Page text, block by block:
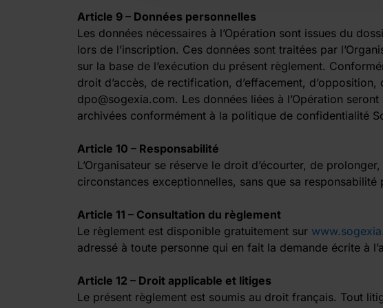
Article 9 – Données personnelles
Les données nécessaires à l’Opération sont issues du
lors de l’inscription. Ces données sont traitées par
sur la base de l’exécution du présent règlement.
droit d’accès, de rectification, d’effacement,
dpo@sogexia.com. Les données liées à l’Opération
archivées conformément à la politique de confidentialité
Article 10 – Responsabilité
L’Organisateur se réserve le droit d’écourter, de
circonstances exceptionnelles, sans que sa responsabilité
Article 11 – Consultation du règlement
Le règlement est disponible gratuitement sur
adressé à toute personne qui en fait la demande écrite à
Article 12 – Droit applicable et litiges
Le présent règlement est soumis au droit français. Tout